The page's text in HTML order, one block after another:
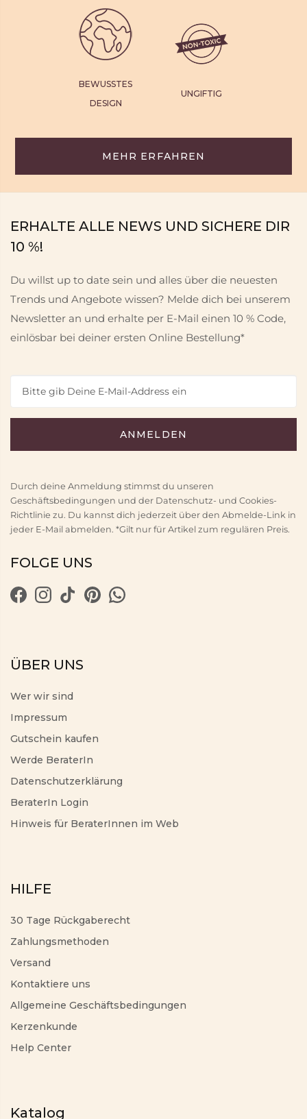
BEWUSSTES
DESIGN
UNGIFTIG
MEHR ERFAHREN
ERHALTE ALLE NEWS UND SICHERE DIR
10 %!
Du willst up to date sein und alles über die neuesten
Trends und Angebote wissen? Melde dich bei unserem
Newsletter an und erhalte per E-Mail einen 10 % Code,
einlösbar bei deiner ersten Online Bestellung*
Durch deine Anmeldung stimmst du unseren
Geschäftsbedingungen und der Datenschutz- und Cookies-
Richtlinie zu. Du kannst dich jederzeit über den Abmelde-Link in
jeder E-Mail abmelden. *Gilt nur für Artikel zum regulären Preis.
FOLGE UNS
ÜBER UNS
Wer wir sind
Impressum
Gutschein kaufen
Werde BeraterIn
Datenschutzerklärung
BeraterIn Login
Hinweis für BeraterInnen im Web
HILFE
30 Tage Rückgaberecht
Zahlungsmethoden
Versand
Kontaktiere uns
Allgemeine Geschäftsbedingungen
Kerzenkunde
Help Center
Katalog